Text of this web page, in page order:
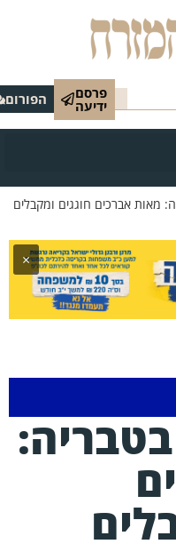
פרסם
ידיעה הפורום
אברכים חוגגים ומקבלים
×